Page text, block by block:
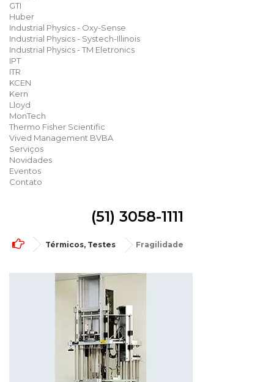
GTI
Huber
Industrial Physics - Oxy-Sense
Industrial Physics - Systech-Illinois
Industrial Physics - TM Eletronics
IPT
ITR
KCEN
Kern
Lloyd
MonTech
Thermo Fisher Scientific
Vived Management BVBA
Serviços
Novidades
Eventos
Contato
(51) 3058-1111
Térmicos, Testes Fragilidade